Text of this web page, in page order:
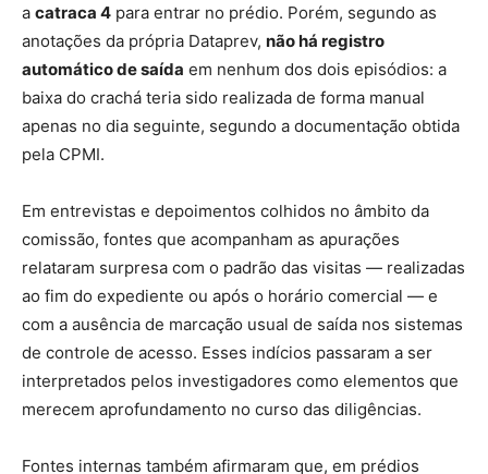
a catraca 4 para entrar no prédio. Porém, segundo as
anotações da própria Dataprev, não há registro
automático de saída em nenhum dos dois episódios: a
baixa do crachá teria sido realizada de forma manual
apenas no dia seguinte, segundo a documentação obtida
pela CPMI.
Em entrevistas e depoimentos colhidos no âmbito da
comissão, fontes que acompanham as apurações
relataram surpresa com o padrão das visitas — realizadas
ao fim do expediente ou após o horário comercial — e
com a ausência de marcação usual de saída nos sistemas
de controle de acesso. Esses indícios passaram a ser
interpretados pelos investigadores como elementos que
merecem aprofundamento no curso das diligências.
Fontes internas também afirmaram que, em prédios